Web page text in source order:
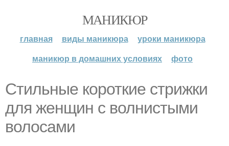
МАНИКЮР
главная виды маникюра
уроки маникюра
маникюр в домашних условиях
фото
Стильные короткие стрижки
для женщин с волнистыми
волосами